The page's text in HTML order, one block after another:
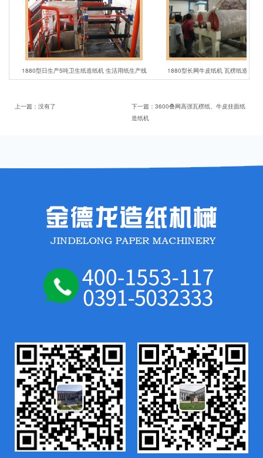
1880型日生产5吨卫生纸造纸机 生活用纸生产线 1880型长网牛皮纸机 瓦楞纸造纸机全套设
上一篇：没有了 下一篇： 3600叠网高强瓦楞纸、牛皮挂面纸
造纸机